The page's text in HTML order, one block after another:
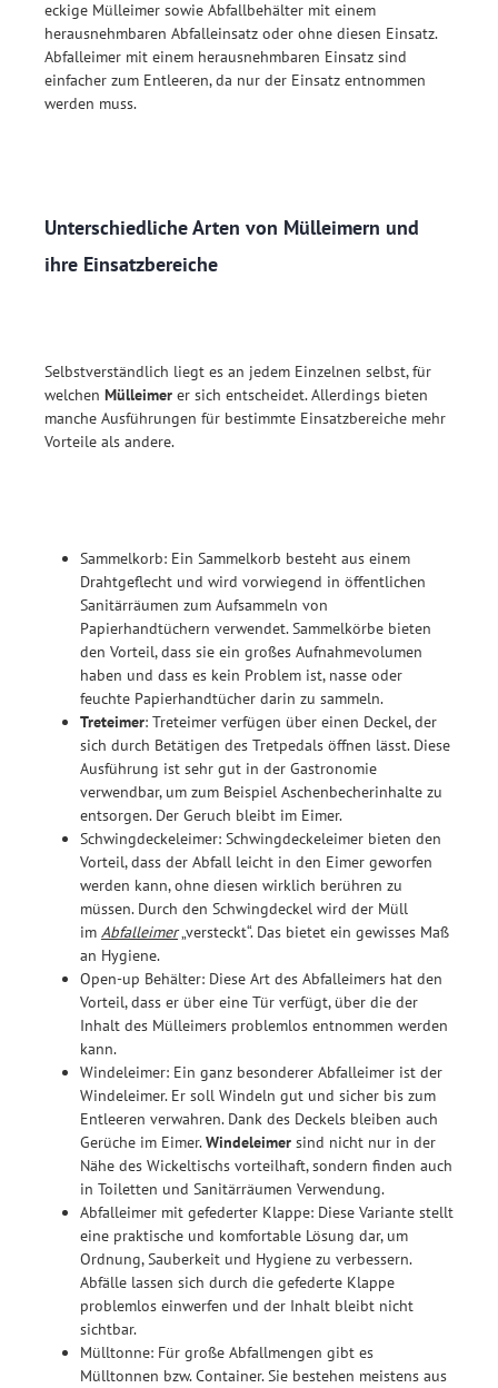
eckige Mülleimer sowie Abfallbehälter mit einem
herausnehmbaren Abfalleinsatz oder ohne diesen Einsatz.
Abfalleimer mit einem herausnehmbaren Einsatz sind
einfacher zum Entleeren, da nur der Einsatz entnommen
werden muss.
Unterschiedliche Arten von Mülleimern und
ihre Einsatzbereiche
Selbstverständlich liegt es an jedem Einzelnen selbst, für
welchen Mülleimer er sich entscheidet. Allerdings bieten
manche Ausführungen für bestimmte Einsatzbereiche mehr
Vorteile als andere.
Sammelkorb: Ein Sammelkorb besteht aus einem
Drahtgeflecht und wird vorwiegend in öffentlichen
Sanitärräumen zum Aufsammeln von
Papierhandtüchern verwendet. Sammelkörbe bieten
den Vorteil, dass sie ein großes Aufnahmevolumen
haben und dass es kein Problem ist, nasse oder
feuchte Papierhandtücher darin zu sammeln.
Treteimer: Treteimer verfügen über einen Deckel, der
sich durch Betätigen des Tretpedals öffnen lässt. Diese
Ausführung ist sehr gut in der Gastronomie
verwendbar, um zum Beispiel Aschenbecherinhalte zu
entsorgen. Der Geruch bleibt im Eimer.
Schwingdeckeleimer: Schwingdeckeleimer bieten den
Vorteil, dass der Abfall leicht in den Eimer geworfen
werden kann, ohne diesen wirklich berühren zu
müssen. Durch den Schwingdeckel wird der Müll
im Abfalleimer„versteckt“. Das bietet ein gewisses Maß
an Hygiene.
Open-up Behälter: Diese Art des Abfalleimers hat den
Vorteil, dass er über eine Tür verfügt, über die der
Inhalt des Mülleimers problemlos entnommen werden
kann.
Windeleimer: Ein ganz besonderer Abfalleimer ist der
Windeleimer. Er soll Windeln gut und sicher bis zum
Entleeren verwahren. Dank des Deckels bleiben auch
Gerüche im Eimer.Windeleimer sind nicht nur in der
Nähe des Wickeltischs vorteilhaft, sondern finden auch
in Toiletten und Sanitärräumen Verwendung.
Abfalleimer mit gefederter Klappe: Diese Variante stellt
eine praktische und komfortable Lösung dar, um
Ordnung, Sauberkeit und Hygiene zu verbessern.
Abfälle lassen sich durch die gefederte Klappe
problemlos einwerfen und der Inhalt bleibt nicht
sichtbar.
Mülltonne: Für große Abfallmengen gibt es
Mülltonnen bzw. Container. Sie bestehen meistens aus